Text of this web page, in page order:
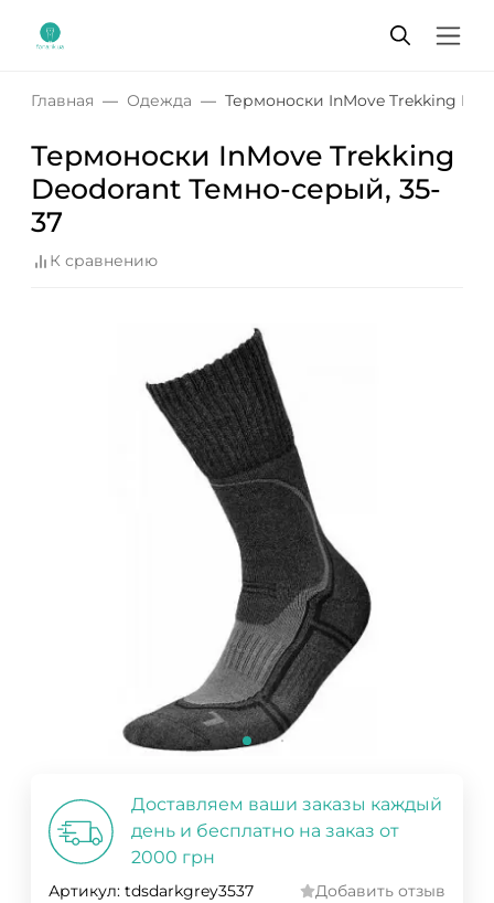
Главная Одежда Термоноски InMove Trekking
Термоноски InMove Trekking
Deodorant Темно-серый, 35-
37
К сравнению
Доставляем ваши заказы каждый
день и бесплатно на заказ от
2000 грн
Артикул: tdsdarkgrey3537 Добавить отзыв